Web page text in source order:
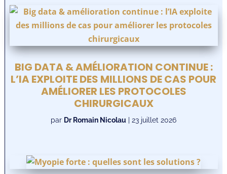
BIG DATA & AMÉLIORATION CONTINUE :
L’IA EXPLOITE DES MILLIONS DE CAS POUR
AMÉLIORER LES PROTOCOLES
CHIRURGICAUX
par Dr Romain Nicolau |23 juillet 2026